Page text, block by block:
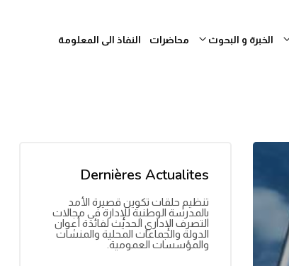
الخبرة و البحوث محاضرات
النفاذ الى المعلومة
Dernières Actualites
تنظيم حلقات تكوين قصيرة الأمد
بالمدرسة الوطنية للإدارة في مجالات
التصرف الإداري الحديث لفائدة أعوان
الدولة والجماعات المحلية والمنشآت
والمؤسسات العمومية.